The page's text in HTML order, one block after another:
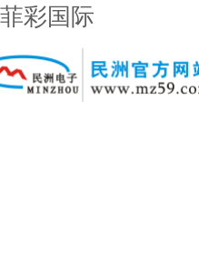
菲彩国际